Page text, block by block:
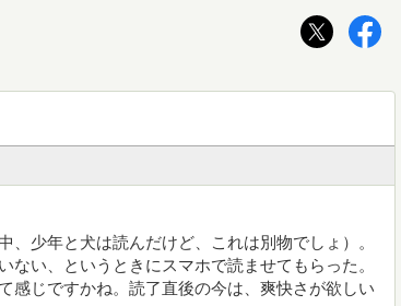
、少年と犬は読んだけど、これは別物でしょ）。
ない、というときにスマホで読ませてもらった。
感じですかね。読了直後の今は、爽快さが欲しい